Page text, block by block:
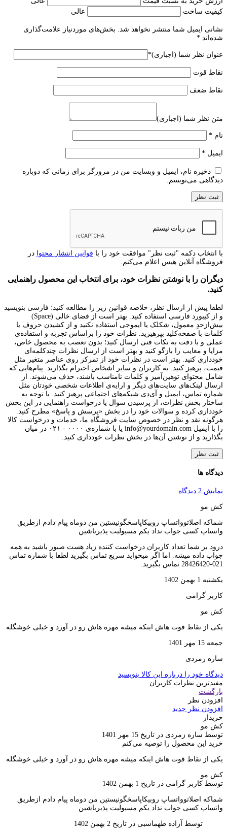
کیفیت ساخت
عالی
نشانی ایمیل شما منتشر نخواهد شد.
بخش‌های موردنیاز علامت‌گذاری
شده‌اند *
عنوان نظر شما (اجباری)*
نقاط قوت
نقاط ضعف
متن نظر شما (اجباری)
نام *
ایمیل *
ذخیره نام، ایمیل و وبسایت من در مرورگر برای زمانی که دوباره
دیدگاهی می‌نویسم.
با انتخاب دکمه "ثبت نظر" موافقت خود را با قوانین انتشار محتوا در
فروشگاه آنلاین هیس اعلام می‌کنم.
دیگران را با نوشتن نظرات خود، برای انتخاب این محصول راهنمایی
کنید.
لطفا پیش از ارسال نظر، خلاصه قوانین زیر را مطالعه کنید: فارسی بنویسید
و از کیبورد فارسی استفاده کنید. بهتر است از فضای خالی (Space)
بیش‌از‌حدِ معمول، شکلک یا ایموجی استفاده نکنید و از کشیدن حروف یا
کلمات با صفحه‌کلید بپرهیزید. نظرات خود را براساس تجربه و استفاده‌ی
عملی و با دقت به نکات فنی ارسال کنید؛ بدون تعصب به محصول خاص،
مزایا و معایب را بازگو کنید و بهتر است از ارسال نظرات چندکلمه‌‌ای
خودداری کنید. بهتر است در نظرات خود از تمرکز روی عناصر متغیر مثل
قیمت، پرهیز کنید. به کاربران و سایر اشخاص احترام بگذارید. پیام‌هایی که
شامل محتوای توهین‌آمیز و کلمات نامناسب باشند، حذف می‌شوند. از
ارسال لینک‌های سایت‌های دیگر و ارایه‌ی اطلاعات شخصی خودتان مثل
شماره تماس، ایمیل و آی‌دی شبکه‌های اجتماعی پرهیز کنید. با توجه به
ساختار بخش نظرات، از پرسیدن سوال یا درخواست راهنمایی در این بخش
خودداری کرده و سوالات خود را در بخش «پرسش و پاسخ» مطرح کنید.
هرگونه نقد و نظر در خصوص سایت فروشگاه ما، خدمات و درخواست کالا
را با ایمیل info@yourdomain.com یا با شماره‌ی ۰۰۰۰ - ۰۲۱ در میان
بگذارید و از نوشتن آن‌ها در بخش نظرات خودداری کنید.
ثبت نظر
دیدگاه ها
نمایش 2 دیدگاه
کش مو
شماکه اصلاتوواتساپ روبیکاپاسخگو‌نیستین من دوماه پیام دادم ازطریق
واتساپ کسی جواب نداد یکم مسیولیت پذیرباشین
درود بر شما تعداد کاربران درخواست کننده زیاد هست صبور باشید به همه
جواب داده میشه. اما اگر میخواید سریع تماس بگیرید لطفا با شماره تماس
021-28426420 تماس بگیرید.
یکشنبه 1 بهمن 1402
کاربر گرامی
کش مو
یکی از نقاط قوت هاش اینکه میشه مهره هاش رو در آورد و خیلی خوشگله
جمعه 15 مهر 1401
ساره زمردی
دیدگاه خود را درباره این کالا بنویسید
مفیدترین نظرات کاربران
بازگشت
افزودن نظر
افزودن نظر جدید
خریدار
کش مو
توسط ساره زمردی در تاریخ 15 مهر 1401
خرید این محصول را توصیه می‌کنم
یکی از نقاط قوت هاش اینکه میشه مهره هاش رو در آورد و خیلی خوشگله
کش مو
توسط کاربر گرامی در تاریخ 1 بهمن 1402
شماکه اصلاتوواتساپ روبیکاپاسخگو‌نیستین من دوماه پیام دادم ازطریق
واتساپ کسی جواب نداد یکم مسیولیت پذیرباشین
توسط آزاده طهماسبی در تاریخ 2 بهمن 1402